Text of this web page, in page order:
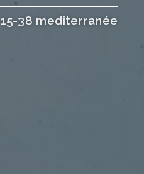
15-38 mediterranée